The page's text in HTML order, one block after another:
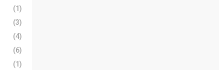
(1)
(3)
(4)
(6)
(1)